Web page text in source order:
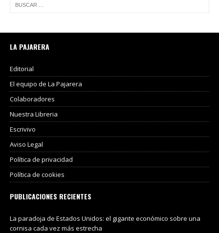
LA PAJARERA
Editorial
El equipo de La Pajarera
Colaboradores
Nuestra Libreria
Escrivivo
Aviso Legal
Política de privacidad
Política de cookies
PUBLICACIONES RECIENTES
La paradoja de Estados Unidos: el gigante económico sobre una
cornisa cada vez más estrecha